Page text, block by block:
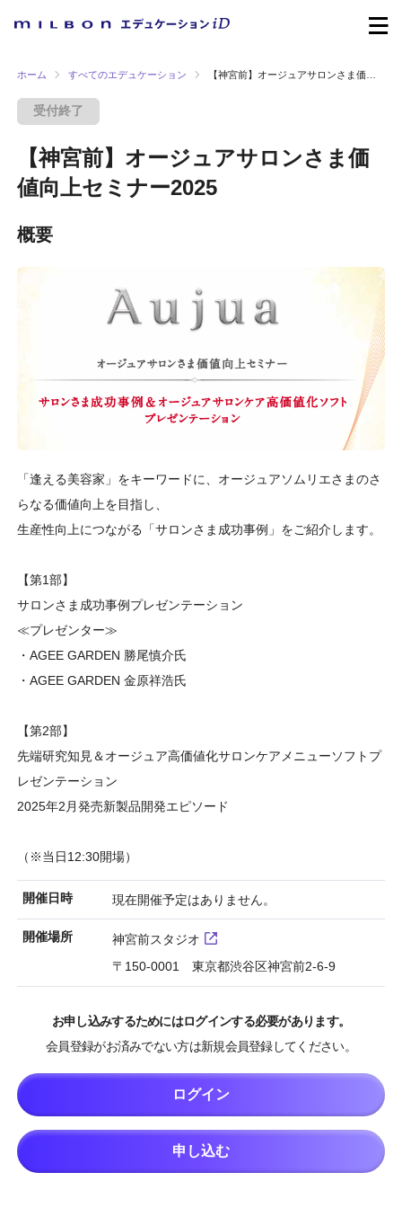
ホーム すべてのエデュケーション 【神宮前】オージュアサロンさま価値向上セミナー2025
受付終了
【神宮前】オージュアサロンさま価
値向上セミナー2025
概要
「逢える美容家」をキーワードに、オージュアソムリエさまのさ
らなる価値向上を目指し、
生産性向上につながる「サロンさま成功事例」をご紹介します。
【第1部】
サロンさま成功事例プレゼンテーション
≪プレゼンター≫
・AGEE GARDEN 勝尾慎介氏
・AGEE GARDEN 金原祥浩氏
【第2部】
先端研究知見＆オージュア高価値化サロンケアメニューソフトプ
レゼンテーション
2025年2月発売新製品開発エピソード
（※当日12:30開場）
開催日時 現在開催予定はありません。
開催場所
神宮前スタジオ
〒150-0001 東京都渋谷区神宮前2-6-9
お申し込みするためにはログインする必要があります。
会員登録がお済みでない方は新規会員登録してください。
ログイン
申し込む